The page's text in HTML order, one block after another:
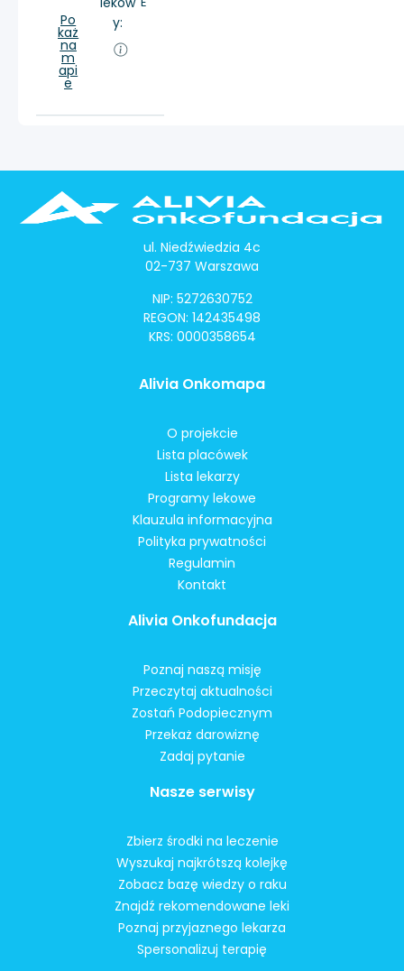
Po
każ
na
m
api
e
y:
ul. Niedźwiedzia 4c
02-737 Warszawa
NIP: 5272630752
REGON: 142435498
KRS: 0000358654
Alivia Onkomapa
O projekcie
Lista placówek
Lista lekarzy
Programy lekowe
Klauzula informacyjna
Polityka prywatności
Regulamin
Kontakt
Alivia Onkofundacja
Poznaj naszą misję
Przeczytaj aktualności
Zostań Podopiecznym
Przekaż darowiznę
Zadaj pytanie
Nasze serwisy
Zbierz środki na leczenie
Wyszukaj najkrótszą kolejkę
Zobacz bazę wiedzy o raku
Znajdź rekomendowane leki
Poznaj przyjaznego lekarza
Spersonalizuj terapię